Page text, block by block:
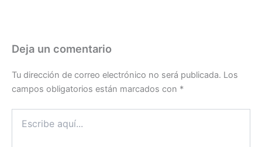
Deja un comentario
Tu dirección de correo electrónico no será publicada. Los
campos obligatorios están marcados con *
aquí...